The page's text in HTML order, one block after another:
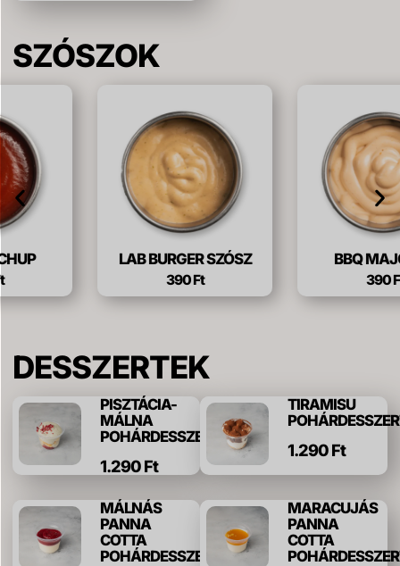
SZÓSZOK
LAB BURGER SZÓSZ BBQ MAJONÉZ
DESSZERTEK
PISZTÁCIA-
MÁLNA
POHÁRDESSZERT
1.290 Ft
TIRAMISU
1.290 Ft
MÁLNÁS
PANNA
COTTA
POHÁRDESSZERT
MARACUJÁS
PANNA
COTTA